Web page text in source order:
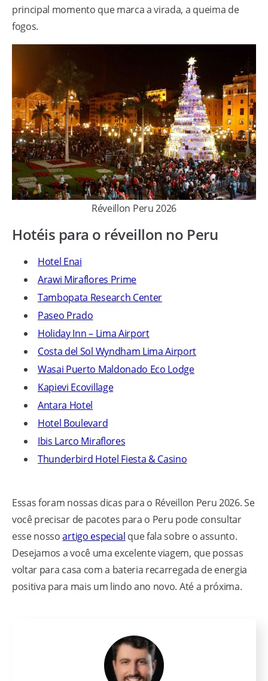
principal momento que marca a virada, a queima de
fogos.
Réveillon Peru 2026
Hotéis para o réveillon no Peru
Hotel Enai
Arawi Miraflores Prime
Tambopata Research Center
Paseo Prado
Holiday Inn – Lima Airport
Costa del Sol Wyndham Lima Airport
Wasai Puerto Maldonado Eco Lodge
Kapievi Ecovillage
Antara Hotel
Hotel Boulevard
Ibis Larco Miraflores
Thunderbird Hotel Fiesta & Casino
Essas foram nossas dicas para o Réveillon Peru 2026. Se
você precisar de pacotes para o Peru pode consultar
esse nossoartigo especial que fala sobre o assunto.
Desejamos a você uma excelente viagem, que possas
voltar para casa com a bateria recarregada de energia
positiva para mais um lindo ano novo. Até a próxima.